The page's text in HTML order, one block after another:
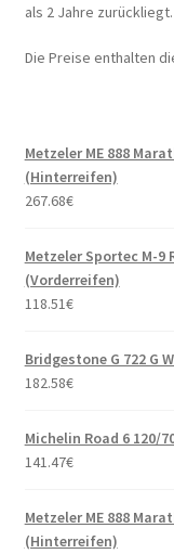
als 2 Jahre zurückliegt.
Die Preise enthalten
Metzeler ME 888
(Hinterreifen)
267.68€
Metzeler Sportec M-9
(Vorderreifen)
118.51€
Bridgestone G 722 G
182.58€
Michelin Road 6 120/
141.47€
Metzeler ME 888
(Hinterreifen)